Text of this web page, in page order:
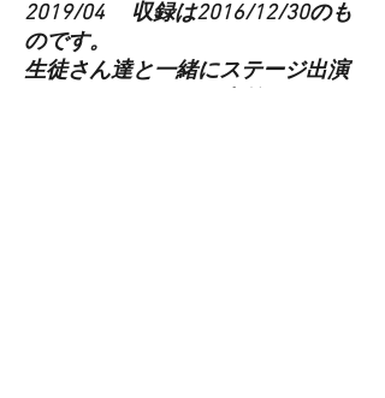
2019/04 収録は2016/12/30のも
のです。
生徒さん達と一緒にステージ出演